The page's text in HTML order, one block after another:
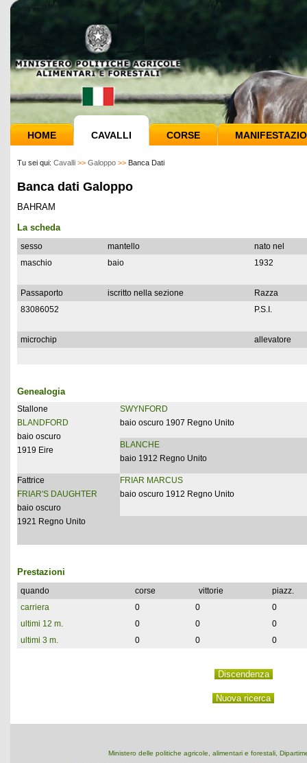
HOME CAVALLI CORSE
Tu sei qui: Cavalli >> Galoppo >> Banca Dati
Banca dati Galoppo
BAHRAM
La scheda
sesso mantello
nato nel
maschio
baio 1932
Passaporto iscritto nella sezione
Razza
83086052
P.S.I.
microchip allevatore
Genealogia
Stallone
BLANDFORD
baio oscuro
1919 Eire
SWYNFORD
baio oscuro 1907 Regno Unito
BLANCHE
baio 1912 Regno Unito
Fattrice
FRIAR'S DAUGHTER
baio oscuro
1921 Regno Unito
FRIAR MARCUS
baio oscuro 1912 Regno Unito
Prestazioni
quando corse vittorie
piazz.
carriera
0 0
0
ultimi 12 m.
0 0
0
ultimi 3 m.
0 0 0
Ministero delle politiche agricole, alimentari e forestali,